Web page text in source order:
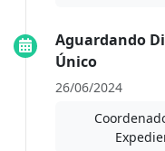
Aguardando
Único
26/06/2024